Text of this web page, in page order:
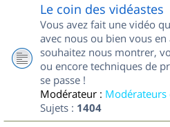
Le coin des vidéastes
Vous avez fait une vidéo
avec nous ou bien vous
souhaitez nous montrer,
ou encore techniques de
se passe !
Modérateur : Modérateurs
Sujets : 1404